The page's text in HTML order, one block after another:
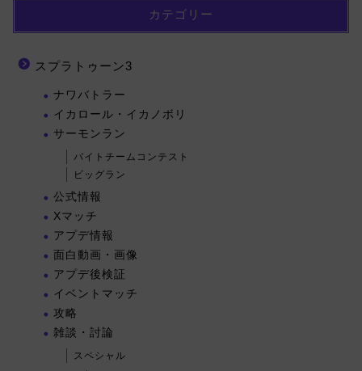
カテゴリー
スプラトゥーン3
ナワバトラー
イカロール・イカノボリ
サーモンラン
バイトチームコンテスト
ビッグラン
公式情報
Xマッチ
アプデ情報
面白動画・画像
アプデ後検証
イベントマッチ
攻略
雑談・討論
スペシャル